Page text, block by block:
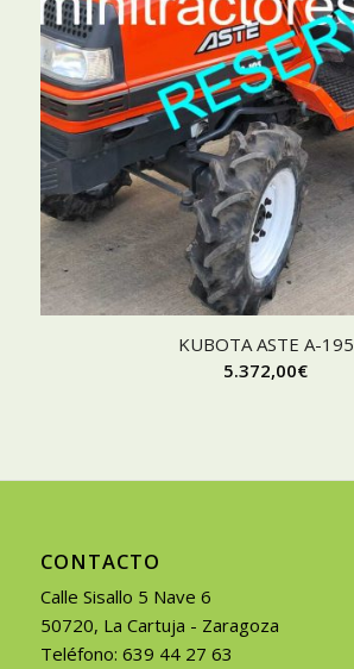
KUBOTA ASTE A-195
5.372,00€
CONTACTO
Calle Sisallo 5 Nave 6
50720, La Cartuja - Zaragoza
Teléfono: 639 44 27 63